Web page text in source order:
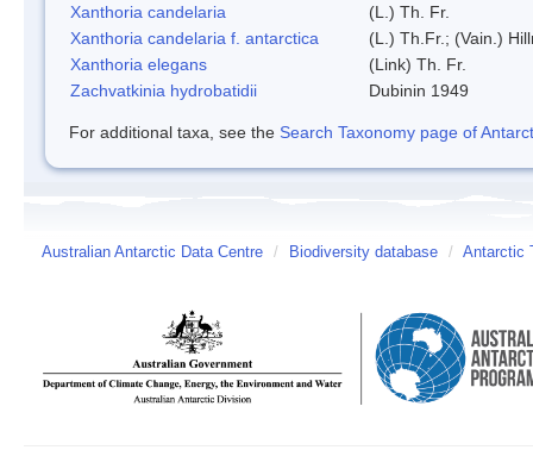
Xanthoria candelaria
(L.) Th. Fr.
Xanthoria candelaria f. antarctica
(L.) Th.Fr.; (Vain.)
Xanthoria elegans
(Link) Th. Fr.
Zachvatkinia hydrobatidii
Dubinin 1949
For additional taxa, see the Search Taxonomy page of
Australian Antarctic Data Centre / Biodiversity database / Antarctic